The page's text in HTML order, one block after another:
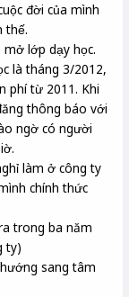
đời của mình
thế.
lớp dạy học.
là tháng 3/2012,
phí từ 2011. Khi
thông báo với
ngờ có người
làm ở công ty
chính thức
trong ba năm
ty)
sang tâm